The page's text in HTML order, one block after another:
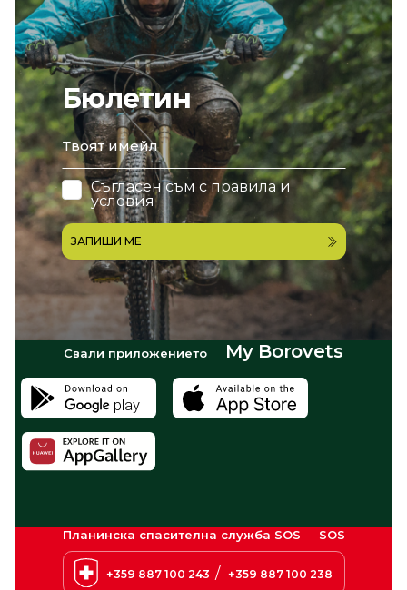
Бюлетин
email
Съгласен съм с правила и
условия
ЗАПИШИ МЕ
Свали приложението My Borovets
Планинска спасителна служба SOS SOS
+359 887 100 243 / +359 887 100 238